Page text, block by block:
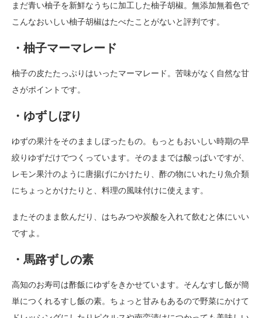
まだ青い柚子を新鮮なうちに加工した柚子胡椒。無添加無着色で
こんなおいしい柚子胡椒はたべたことがないと評判です。
・柚子マーマレード
柚子の皮たたっぷりはいったマーマレード。苦味がなく自然な甘
さがポイントです。
・ゆずしぼり
ゆずの果汁をそのまましぼったもの。もっともおいしい時期の早
絞りゆずだけでつくっています。そのままでは酸っぱいですが、
レモン果汁のように唐揚げにかけたり、酢の物にいれたり魚介類
にちょっとかけたりと、料理の風味付けに使えます。
またそのまま飲んだり、はちみつや炭酸を入れて飲むと体にいい
ですよ。
・馬路ずしの素
高知のお寿司は酢飯にゆずをきかせています。そんなすし飯が簡
単につくれるすし飯の素。ちょっと甘みもあるので野菜にかけて